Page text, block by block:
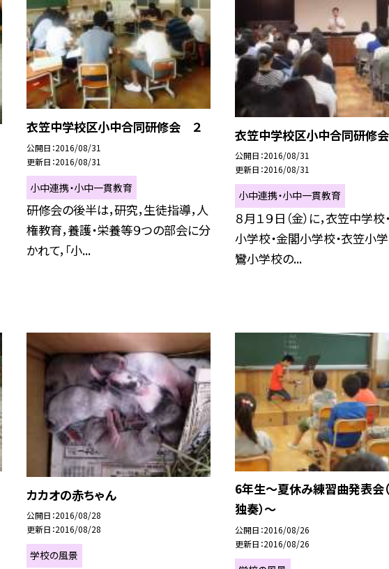
衣笠中学校区小中合同研修会 ２
公開日 2016/08/31
更新日 2016/08/31
小中連携・小中一貫教育
研修会の後半は，研究，生徒指導，人
権教育，養護・栄養等９つの部会に分
かれて，「小...
衣笠中学校区小中合同研修会
公開日 2016/08/31
更新日 2016/08/31
小中連携・小中一貫教育
８月１９日（金）に，衣笠中学校
小学校・金閣小学校・衣笠小学
鸞小学校の...
カカオの赤ちゃん
公開日 2016/08/28
更新日 2016/08/28
学校の風景
6年生〜夏休み練習曲発表会（
独奏）〜
公開日 2016/08/26
更新日 2016/08/26